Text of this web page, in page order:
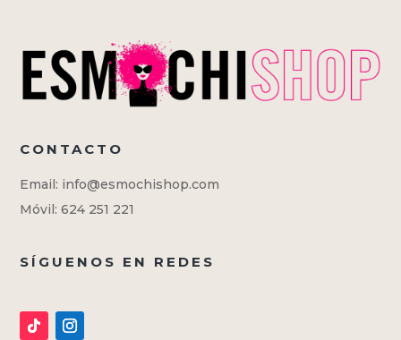
CONTACTO
Email: info@esmochishop.com
Móvil: 624 251 221
SÍGUENOS EN REDES